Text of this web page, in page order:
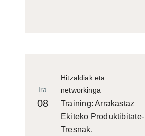
Hitzaldiak eta
networkinga
Ira
08
Training: Arrakastaz
Ekiteko Produktibitate-
Tresnak.